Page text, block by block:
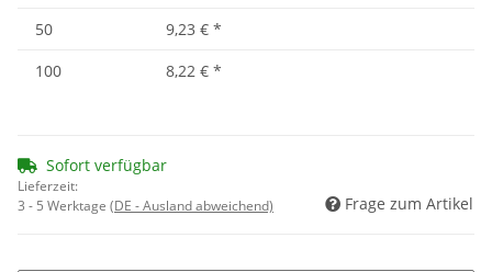
50
9,23 € *
100
8,22 € *
Sofort verfügbar
Lieferzeit:
3 - 5 Werktage (DE - Ausland abweichend) Frage zum Artikel